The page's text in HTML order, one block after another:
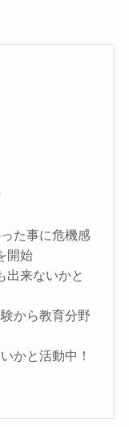
た事に危機感
開始
出来ないかと
から教育分野
かと活動中！